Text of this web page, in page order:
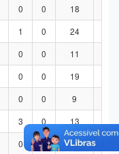
0 0 18
1 0 24
0 0 11
0 0 19
0 0 9
3 0 13
0 0 12